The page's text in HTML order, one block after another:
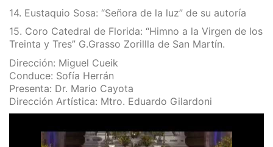
14. Eustaquio Sosa: “Señora de la luz” de su autoría
15. Coro Catedral de Florida: “Himno a la Virgen de los
Treinta y Tres” G.Grasso Zorillla de San Martín.
Dirección: Miguel Cueik
Conduce: Sofía Herrán
Presenta: Dr. Mario Cayota
Dirección Artística: Mtro. Eduardo Gilardoni